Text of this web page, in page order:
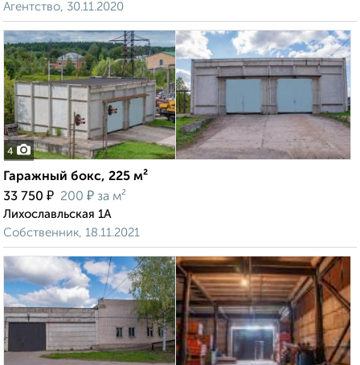
Агентство, 30.11.2020
4
Гаражный бокс, 225 м²
33 750 ₽ 200 ₽ за м²
Лихославльская 1А
Собственник, 18.11.2021